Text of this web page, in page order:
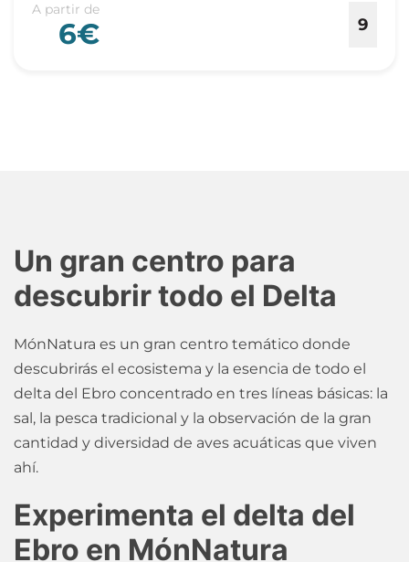
A partir de
6€ 9
Un gran centro para
descubrir todo el Delta
MónNatura es un gran centro temático donde
descubrirás el ecosistema y la esencia de todo el
delta del Ebro concentrado en tres líneas básicas: la
sal, la pesca tradicional y la observación de la gran
cantidad y diversidad de aves acuáticas que viven
ahí.
Experimenta el delta del
Ebro en MónNatura